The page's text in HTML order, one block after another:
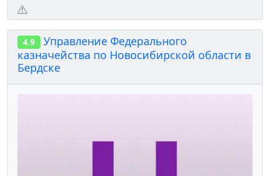
4.9
Управление Федерального
казначейства по Новосибирской области в
Бердске